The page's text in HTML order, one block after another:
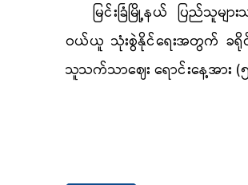
မြင်းခြံမြို့နယ် ပြည်သူများ
ဝယ်ယူ သုံးစွဲနိုင်ရေးအတွက် ခရိုင်
သူသက်သာဈေး ရောင်းနေ့အား